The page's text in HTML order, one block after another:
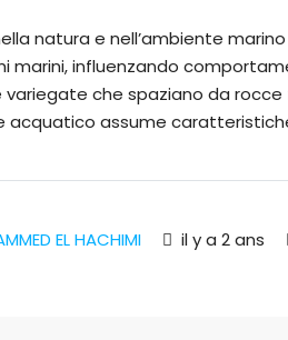
natura e nell’ambiente
marini, influenzando
variegate che spaziano da
acquatico assume
EL HACHIMI il y a 2 ans